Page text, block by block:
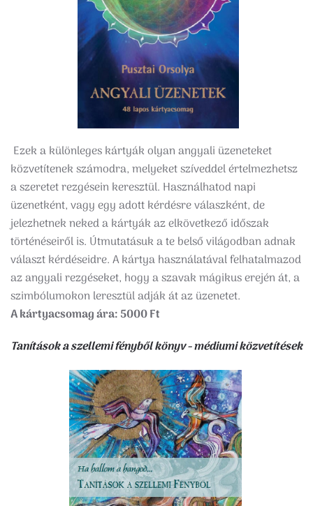
Ezek a különleges kártyák olyan angyali üzeneteket
közvetítenek számodra, melyeket szíveddel értelmezhetsz
a szeretet rezgésein keresztül. Használhatod napi
üzenetként, vagy egy adott kérdésre válaszként, de
jelezhetnek neked a kártyák az elkövetkező időszak
történéseiről is. Útmutatásuk a te belső világodban adnak
választ kérdéseidre. A kártya használatával felhatalmazod
az angyali rezgéseket, hogy a szavak mágikus erején át, a
szimbólumokon leresztül adják át az üzenetet.
A kártyacsomag ára: 5000 Ft
Tanítások a szellemi fényből könyv - médiumi közvetítések